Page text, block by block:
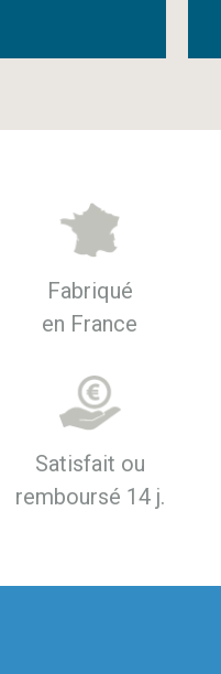
Fabriqué
en France
Satisfait ou
remboursé 14 j.